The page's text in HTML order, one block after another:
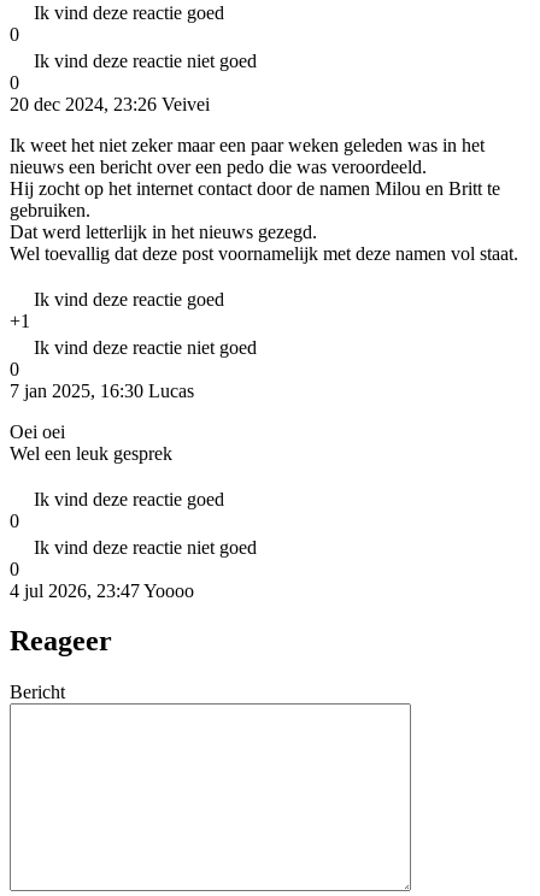
Ik vind deze reactie goed
0
Ik vind deze reactie niet goed
0
20 dec 2024, 23:26 Veivei
Ik weet het niet zeker maar een paar weken geleden was in het
nieuws een bericht over een pedo die was veroordeeld.
Hij zocht op het internet contact door de namen Milou en Britt te
gebruiken.
Dat werd letterlijk in het nieuws gezegd.
Wel toevallig dat deze post voornamelijk met deze namen vol staat.
Ik vind deze reactie goed
+1
Ik vind deze reactie niet goed
0
7 jan 2025, 16:30 Lucas
Oei oei
Wel een leuk gesprek
Ik vind deze reactie goed
0
Ik vind deze reactie niet goed
0
4 jul 2026, 23:47Yoooo
Reageer
Bericht